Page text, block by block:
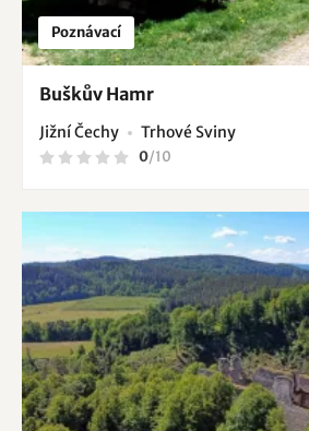
Poznávací
Buškův Hamr
Jižní Čechy Trhové Sviny
0/10